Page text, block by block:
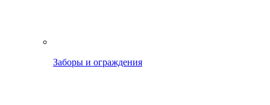
Заборы и ограждения